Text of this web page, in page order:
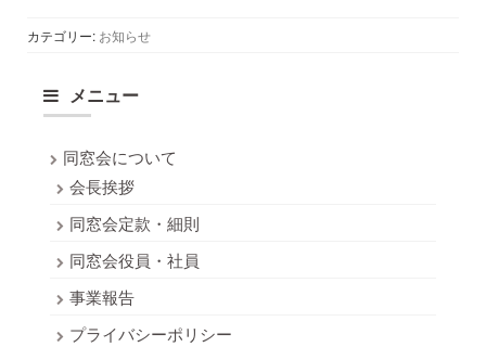
カテゴリー: お知らせ
メニュー
同窓会について
会長挨拶
同窓会定款・細則
同窓会役員・社員
事業報告
プライバシーポリシー